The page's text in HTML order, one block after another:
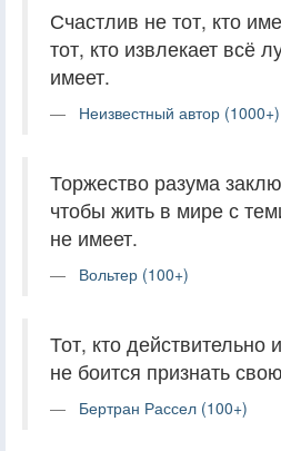
Счастлив не тот, кто
тот, кто извлекает всё
имеет.
Неизвестный автор (1000+)
Торжество разума
чтобы жить в мире с
не имеет.
Вольтер (100+)
Тот, кто действительно
не боится признать
Бертран Рассел (100+)